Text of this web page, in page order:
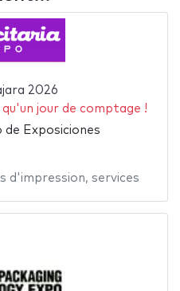
2026
qu'un jour de comptage !
de Exposiciones
d'impression, services